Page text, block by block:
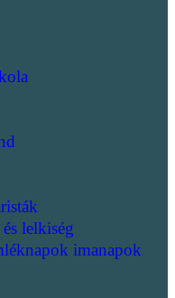
lelkiség
imanapok